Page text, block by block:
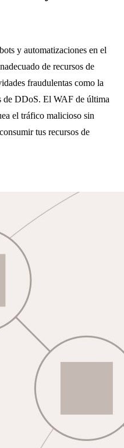
y automatizaciones en el
de recursos de
fraudulentas como la
de DDoS. El WAF de última
el tráfico malicioso sin
tus recursos de